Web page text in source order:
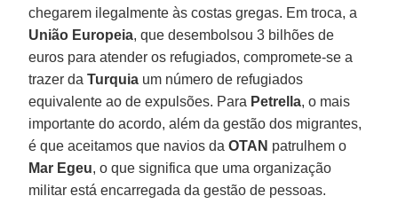
chegarem ilegalmente às costas gregas. Em troca, a
União Europeia, que desembolsou 3 bilhões de
euros para atender os refugiados, compromete-se a
trazer daTurquia um número de refugiados
equivalente ao de expulsões. Para Petrella, o mais
importante do acordo, além da gestão dos migrantes,
é que aceitamos que navios daOTAN patrulhem o
Mar Egeu, o que significa que uma organização
militar está encarregada da gestão de pessoas.